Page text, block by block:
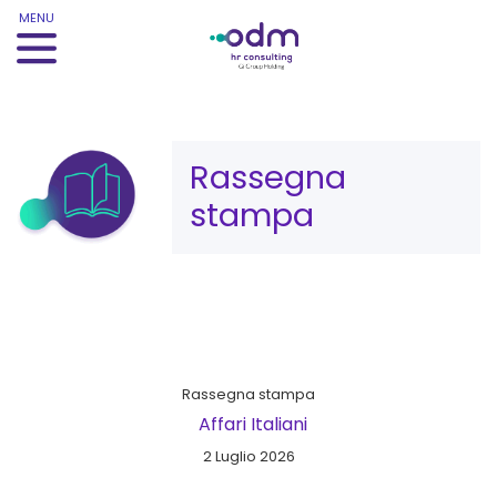
MENU
Category:
Rassegna
stampa
Rassegna stampa
Affari Italiani
2 Luglio 2026